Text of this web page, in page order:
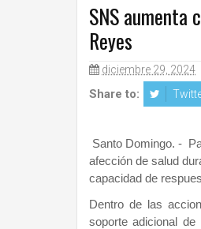
SNS aumenta
Reyes
diciembre 29, 2024
Share to:
Santo Domingo. -
afección de salud
capacidad de
Dentro de las
soporte adicional